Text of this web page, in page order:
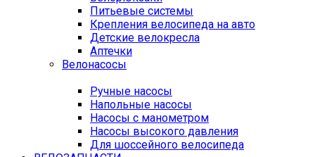
Питьевые системы
Крепления велосипеда на авто
Детские велокресла
Аптечки
Велонасосы
Ручные насосы
Напольные насосы
Насосы с манометром
Насосы высокого давления
Для шоссейного велосипеда